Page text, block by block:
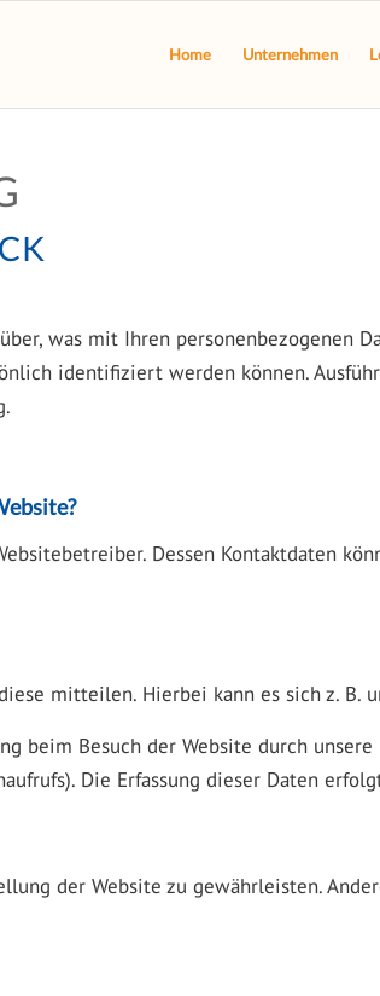
Home Unternehmen
was mit Ihren personenbezogenen
identifiziert werden können.
Dessen Kontaktdaten
mitteilen. Hierbei kann es sich z.
beim Besuch der Website durch
Die Erfassung dieser Daten
der Website zu gewährleisten.